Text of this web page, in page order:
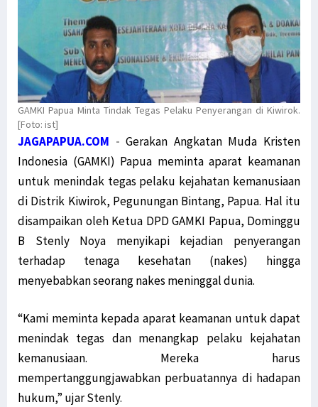
GAMKI Papua Minta Tindak Tegas Pelaku Penyerangan di Kiwirok.
[Foto: ist]
JAGAPAPUA.COM -Gerakan Angkatan Muda Kristen
Indonesia (GAMKI) Papua meminta aparat keamanan
untuk menindak tegas pelaku kejahatan kemanusiaan
di Distrik Kiwirok, Pegunungan Bintang, Papua. Hal itu
disampaikan oleh Ketua DPD GAMKI Papua, Dominggu
B Stenly Noya menyikapi kejadian penyerangan
terhadap tenaga kesehatan (nakes) hingga
menyebabkan seorang nakes meninggal dunia.
“Kami meminta kepada aparat keamanan untuk dapat
menindak tegas dan menangkap pelaku kejahatan
kemanusiaan. Mereka harus
mempertanggungjawabkan perbuatannya di hadapan
hukum,” ujar Stenly.